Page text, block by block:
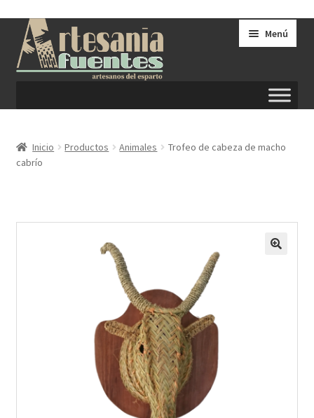
la
al
contenido
Menú
Carrito
Inicio Productos Animales
Trofeo de cabeza de macho
cabrío